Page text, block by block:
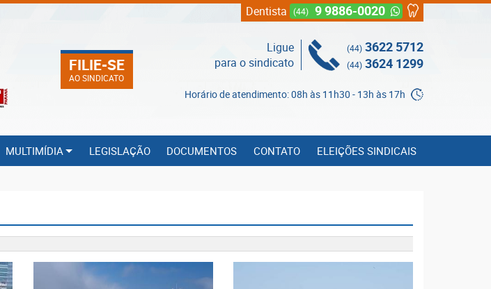
FILIE-SE
AO SINDICATO
Ligue
para o sindicato
(44) 3622 5712
(44) 3624 1299
Horário de atendimento: 08h às 11h30 - 13h às 17h
Dentista (44) 9 9886-0020
MULTIMÍDIA LEGISLAÇÃO DOCUMENTOS CONTATO ELEIÇÕES SINDICAIS